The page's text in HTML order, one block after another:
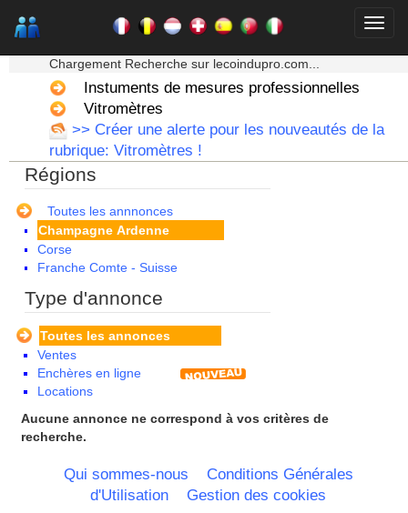
Chargement Recherche sur lecoindupro.com...
Instuments de mesures professionnelles
Vitromètres
>> Créer une alerte pour les nouveautés de la
rubrique: Vitromètres !
Régions
Toutes les annnonces
Alsace
Aquitaine
Auvergne
Basse Normandie
Bourgogne
Bretagne
Centre
Champagne Ardenne
Corse
Franche Comte - Suisse
Guyane
Haute Normandie
Ile de France
La Réunion
Languedoc Roussillon
Limousin
Lorraine
Martinique
Midi Pyrenees - Espagne -
Portugal
Nord Pas de Calais - Belgique -
Type d'annonce
Toutes les annonces
Ventes
Enchères en ligne
Locations
Aucune annonce ne correspond à vos critères de
recherche.
Qui sommes-nous
Conditions Générales
d'Utilisation
Gestion des cookies